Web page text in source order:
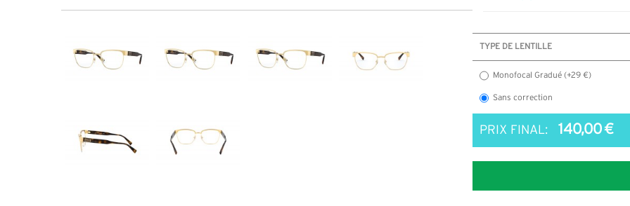
TYPE DE LENTILLE
Monofocal Gradué (+29 €)
Sans correction
PRIX FINAL: 140,00 €